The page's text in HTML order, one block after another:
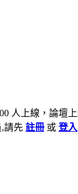
人上線，論壇
請先 註冊 或 登入